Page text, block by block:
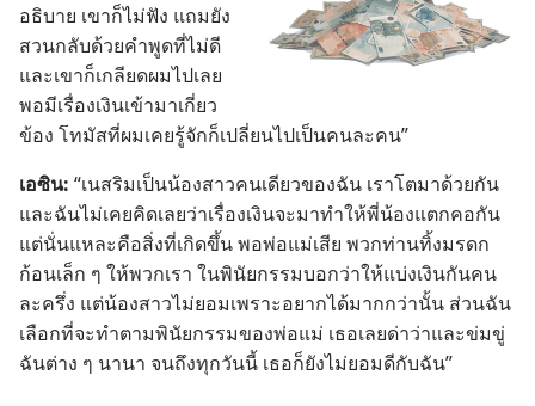
อธิบาย เขาก็ไม่ฟัง แถมยัง
สวนกลับด้วยคำพูดที่ไม่ดี
และเขาก็เกลียดผมไปเลย
พอมีเรื่องเงินเข้ามาเกี่ยว
ข้อง โทมัสที่ผมเคยรู้จักก็เปลี่ยนไปเป็นคนละคน”
เอซิน: “เนสริมเป็นน้องสาวคนเดียวของฉัน เราโตมาด้วยกัน
และฉันไม่เคยคิดเลยว่าเรื่องเงินจะมาทำให้พี่น้องแตกคอกัน
แต่นั่นแหละคือสิ่งที่เกิดขึ้น พอพ่อแม่เสีย พวกท่านทิ้งมรดก
ก้อนเล็ก ๆ ให้พวกเรา ในพินัยกรรมบอกว่าให้แบ่งเงินกันคน
ละครึ่ง แต่น้องสาวไม่ยอมเพราะอยากได้มากกว่านั้น ส่วนฉัน
เลือกที่จะทำตามพินัยกรรมของพ่อแม่ เธอเลยด่าว่าและข่มขู่
ฉันต่าง ๆ นานา จนถึงทุกวันนี้ เธอก็ยังไม่ยอมดีกับฉัน”